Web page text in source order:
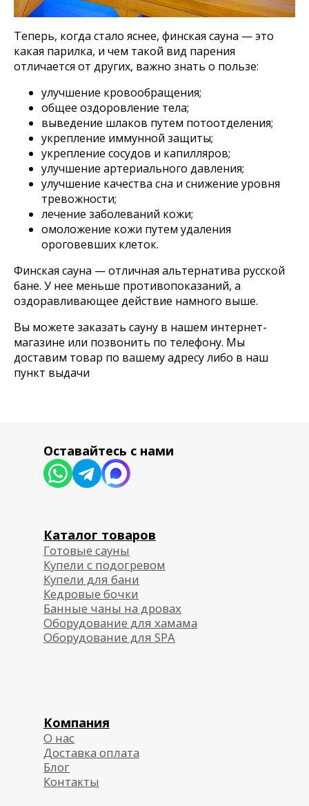
Теперь, когда стало яснее, финская сауна — это
какая парилка, и чем такой вид парения
отличается от других, важно знать о пользе:
улучшение кровообращения;
общее оздоровление тела;
выведение шлаков путем потоотделения;
укрепление иммунной защиты;
укрепление сосудов и капилляров;
улучшение артериального давления;
улучшение качества сна и снижение уровня
тревожности;
лечение заболеваний кожи;
омоложение кожи путем удаления
ороговевших клеток.
Финская сауна — отличная альтернатива русской
бане. У нее меньше противопоказаний, а
оздоравливающее действие намного выше.
Вы можете заказать сауну в нашем интернет-
магазине или позвонить по телефону. Мы
доставим товар по вашему адресу либо в наш
пункт выдачи
Наши контакты
8 800 333-20-29
office@fitorodnik.ru
г. Москва, Ракетный бульвар, 16
Согласие на обработку персональных данных
Политика обработки персональных данных
Публичная договор-оферта